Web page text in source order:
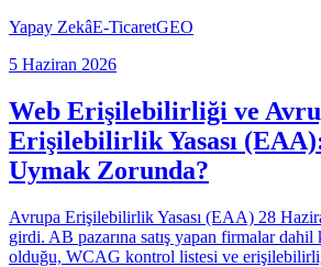
Yapay ZekâE-TicaretGEO
5 Haziran 2026
Web Erişilebilirliği ve
Erişilebilirlik Yasası
Uymak Zorunda?
Avrupa Erişilebilirlik Yasası (EAA) 28
girdi. AB pazarına satış yapan firmalar
olduğu, WCAG kontrol listesi ve